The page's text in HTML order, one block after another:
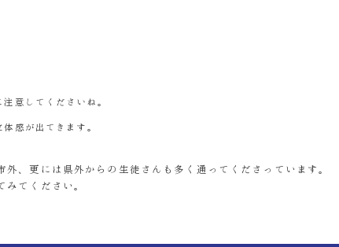
意してくださいね。
感が出てきます。
、更には県外からの生徒さんも多く通ってくださっています。
てください。